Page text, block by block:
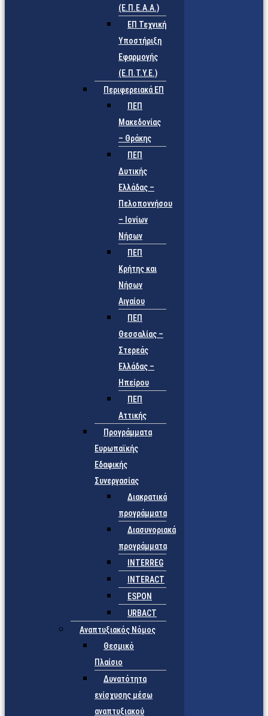
(Ε.Π.Ε.Α.Α.)
ΕΠ Τεχνική
Υποστήριξη
Εφαρμογής
(Ε.Π.Τ.Υ.Ε.)
Περιφερειακά ΕΠ
ΠΕΠ
Μακεδονίας
– Θράκης
ΠΕΠ
Δυτικής
Ελλάδας –
Πελοποννήσου
– Ιονίων
Νήσων
ΠΕΠ
Κρήτης και
Νήσων
Αιγαίου
ΠΕΠ
Θεσσαλίας –
Στερεάς
Ελλάδας –
Ηπείρου
ΠΕΠ
Αττικής
Προγράμματα
Ευρωπαϊκής
Εδαφικής
Συνεργασίας
Διακρατικά
προγράμματα
Διασυνοριακά
προγράμματα
INTERREG
INTERACT
ESPON
URBACT
Αναπτυξιακός Νόμος
Θεσμικό
Πλαίσιο
Δυνατότητα
ενίσχυσης μέσω
αναπτυξιακού